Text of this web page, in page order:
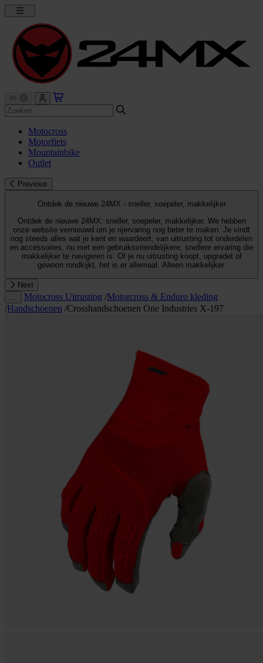
Motocross
Motorfiets
Mountainbike
Outlet
Previous
Ontdek de nieuwe 24MX - sneller, soepeler, makkelijker
Ontdek de nieuwe 24MX: sneller, soepeler, makkelijker. We hebben
onze website vernieuwd om je rijervaring nog beter te maken. Je vindt
nog steeds alles wat je kent en waardeert, van uitrusting tot onderdelen
en accessoires, nu met een gebruiksvriendelijkere, snellere ervaring die
makkelijker te navigeren is. Of je nu uitrusting koopt, upgradet of
gewoon rondkijkt, het is er allemaal. Alleen makkelijker.
Next
Motocross Uitrusting /Motorcross & Enduro kleding
/Handschoenen /Crosshandschoenen One Industries X-197